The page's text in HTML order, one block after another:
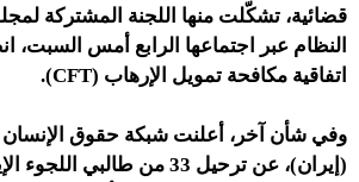
قضائية، تشكّلت منها اللجنة المشتركة
النظام عبر اجتماعها الرابع أمس السبت،
اتفاقية مكافحة تمويل الإرهاب (CFT
).
وفي شأن آخر، أعلنت شبكة حقوق
(إيران)، عن ترحيل 33 من طالبي